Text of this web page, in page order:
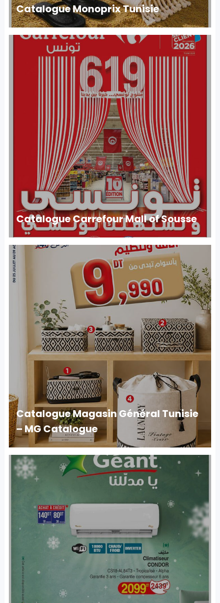
Catalogue Monoprix Tunisie
Catalogue Carrefour Mall of Sousse
Catalogue Magasin Général Tunisie
– MG Catalogue